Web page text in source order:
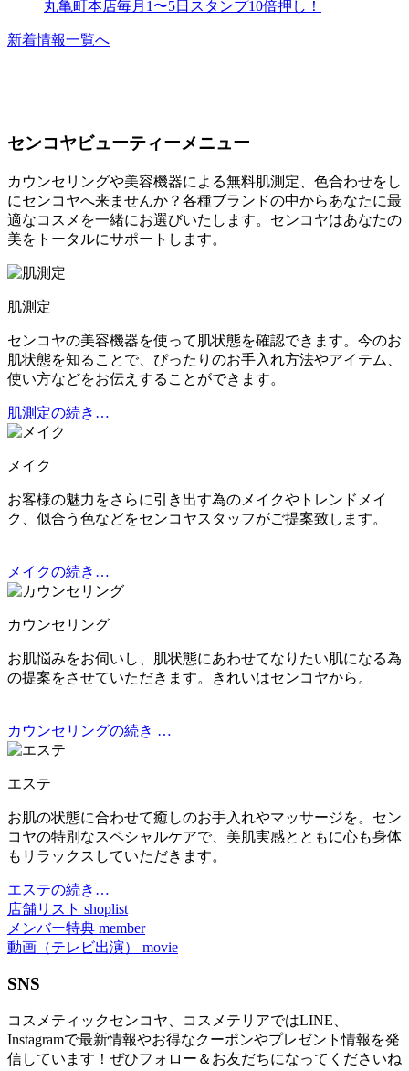
丸亀町本店毎月1〜5日スタンプ10倍押し！
新着情報一覧へ
センコヤビューティーメニュー
カウンセリングや美容機器による無料肌測定、色合わせをし
にセンコヤへ来ませんか？各種ブランドの中からあなたに最
適なコスメを一緒にお選びいたします。センコヤはあなたの
美をトータルにサポートします。
肌測定
センコヤの美容機器を使って肌状態を確認できます。今のお
肌状態を知ることで、ぴったりのお手入れ方法やアイテム、
使い方などをお伝えすることができます。
肌測定の続き…
メイク
お客様の魅力をさらに引き出す為のメイクやトレンドメイ
ク、似合う色などをセンコヤスタッフがご提案致します。
メイクの続き…
カウンセリング
お肌悩みをお伺いし、肌状態にあわせてなりたい肌になる為
の提案をさせていただきます。きれいはセンコヤから。
カウンセリングの続き …
エステ
お肌の状態に合わせて癒しのお手入れやマッサージを。セン
コヤの特別なスペシャルケアで、美肌実感とともに心も身体
もリラックスしていただきます。
エステの続き…
店舗リスト shoplist
メンバー特典 member
動画 （テレビ出演） movie
SNS
コスメティックセンコヤ、コスメテリアではLINE、
Instagramで最新情報やお得なクーポンやプレゼント情報を発
信しています！ぜひフォロー＆お友だちになってくださいね